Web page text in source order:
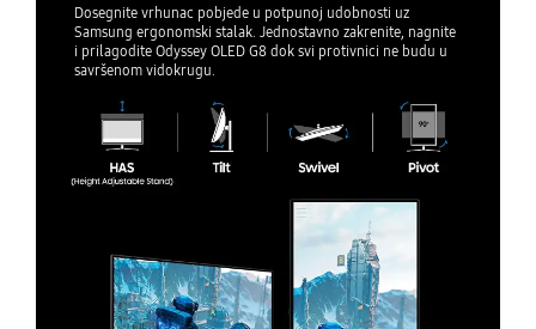
Dosegnite vrhunac pobjede u potpunoj udobnosti uz
Samsung ergonomski stalak. Jednostavno zakrenite, nagnite
i prilagodite Odyssey OLED G8 dok svi protivnici ne budu u
savršenom vidokrugu.